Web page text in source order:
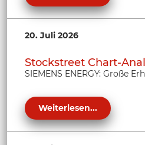
20. Juli 2026
Stockstreet Chart-
SIEMENS ENERGY: Große
Weiterlesen...